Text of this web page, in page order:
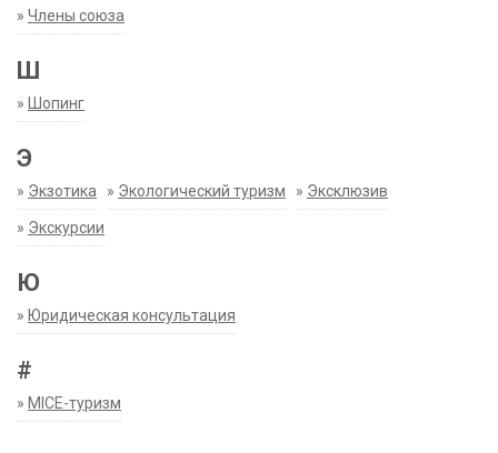
» Члены союза
Ш
» Шопинг
Э
» Экзотика » Экологический туризм » Эксклюзив
» Экскурсии
Ю
» Юридическая консультация
#
» MICE-туризм